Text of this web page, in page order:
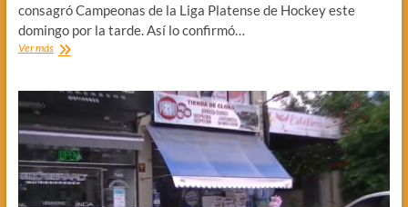
consagró Campeonas de la Liga Platense de Hockey este
domingo por la tarde. Así lo confirmó…
Ver másCAMPEONAS